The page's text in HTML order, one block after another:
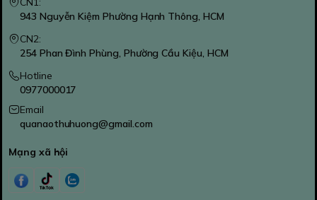
943 Nguyễn Kiệm Phường Hạnh Thông, HCM
CN2:
254 Phan Đình Phùng, Phường Cầu Kiệu, HCM
Hotline
0977000017
Email
quanaothuhuong@gmail.com
Mạng xã hội